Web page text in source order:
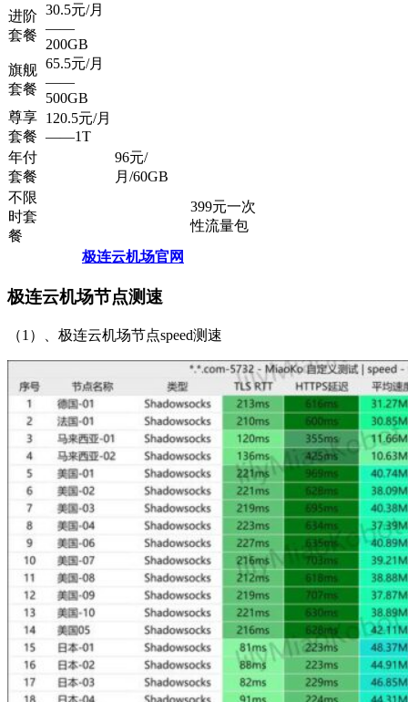
进阶
套餐
30.5元/月
——
200GB
旗舰
套餐
65.5元/月
——
500GB
尊享
套餐
120.5元/月
——1T
年付
套餐
96元/
月/60GB
不限
时套
餐
399元一次
性流量包
极连云机场官网
极连云机场节点测速
（1）、极连云机场节点speed测速